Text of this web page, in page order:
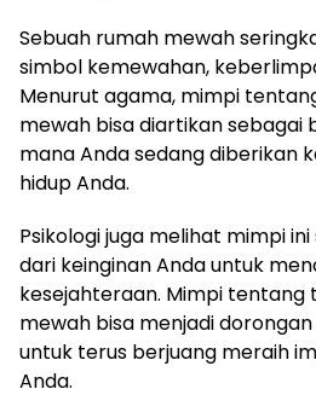
Sebuah rumah mewah
simbol kemewahan,
Menurut agama, mimpi
mewah bisa diartikan sebagai
mana Anda sedang diberikan
hidup Anda.
Psikologi juga melihat mimpi
dari keinginan Anda untuk
kesejahteraan. Mimpi tentang
mewah bisa menjadi
untuk terus berjuang meraih
Anda.